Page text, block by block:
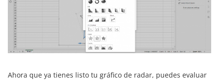
Ahora que ya tienes listo tu gráfico de radar, puedes evaluar